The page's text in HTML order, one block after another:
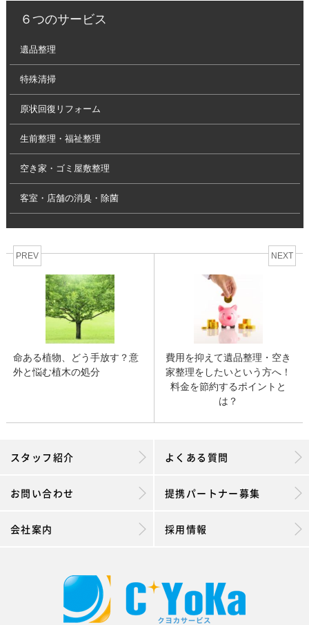
６つのサービス
遺品整理
特殊清掃
原状回復リフォーム
生前整理・福祉整理
空き家・ゴミ屋敷整理
客室・店舗の消臭・除菌
PREV
命ある植物、どう手放す？意
外と悩む植木の処分
NEXT
費用を抑えて遺品整理・空き
家整理をしたいという方へ！
料金を節約するポイントと
は？
スタッフ紹介 よくある質問
お問い合わせ 提携パートナー募集
会社案内 採用情報